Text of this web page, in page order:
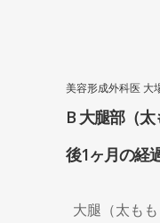
美容形成外科医 大
B 大腿部（
後1ヶ月の経
大腿（太も